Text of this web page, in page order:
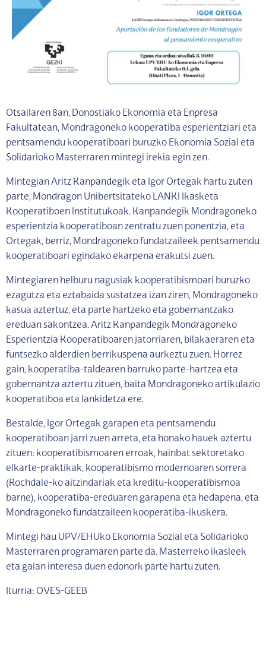
Otsailaren 8an, Donostiako Ekonomia eta Enpresa
Fakultatean, Mondragoneko kooperatiba esperientziari eta
pentsamendu kooperatiboari buruzko Ekonomia Sozial eta
Solidarioko Masterraren mintegi irekia egin zen.
Mintegian Aritz Kanpandegik eta Igor Ortegak hartu zuten
parte, Mondragon Unibertsitateko LANKI Ikasketa
Kooperatiboen Institutukoak. Kanpandegik Mondragoneko
esperientzia kooperatiboan zentratu zuen ponentzia, eta
Ortegak, berriz, Mondragoneko fundatzaileek pentsamendu
kooperatiboari egindako ekarpena erakutsi zuen.
Mintegiaren helburu nagusiak kooperatibismoari buruzko
ezagutza eta eztabaida sustatzea izan ziren, Mondragoneko
kasua aztertuz, eta parte hartzeko eta gobernantzako
ereduan sakontzea. Aritz Kanpandegik Mondragoneko
Esperientzia Kooperatiboaren jatorriaren, bilakaeraren eta
funtsezko alderdien berrikuspena aurkeztu zuen. Horrez
gain, kooperatiba-taldearen barruko parte-hartzea eta
gobernantza aztertu zituen, baita Mondragoneko artikulazio
kooperatiboa eta lankidetza ere.
Bestalde, Igor Ortegak garapen eta pentsamendu
kooperatiboan jarri zuen arreta, eta honako hauek aztertu
zituen: kooperatibismoaren erroak, hainbat sektoretako
elkarte-praktikak, kooperatibismo modernoaren sorrera
(Rochdale-ko aitzindariak eta kreditu-kooperatibismoa
barne), kooperatiba-ereduaren garapena eta hedapena, eta
Mondragoneko fundatzaileen kooperatiba-ikuskera.
Mintegi hau UPV/EHUko Ekonomia Sozial eta Solidarioko
Masterraren programaren parte da. Masterreko ikasleek
eta gaian interesa duen edonork parte hartu zuten.
Iturria: OVES-GEEB